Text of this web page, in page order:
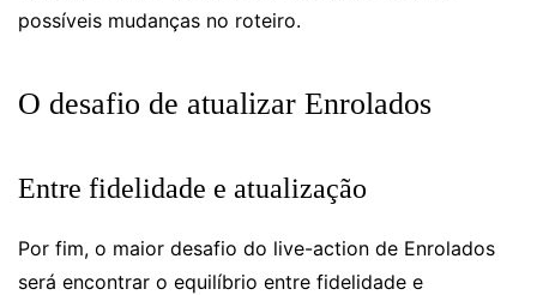
possíveis mudanças no roteiro.
O desafio de atualizar Enrolados
Entre fidelidade e atualização
Por fim, o maior desafio do live-action de Enrolados
será encontrar o equilíbrio entre fidelidade e